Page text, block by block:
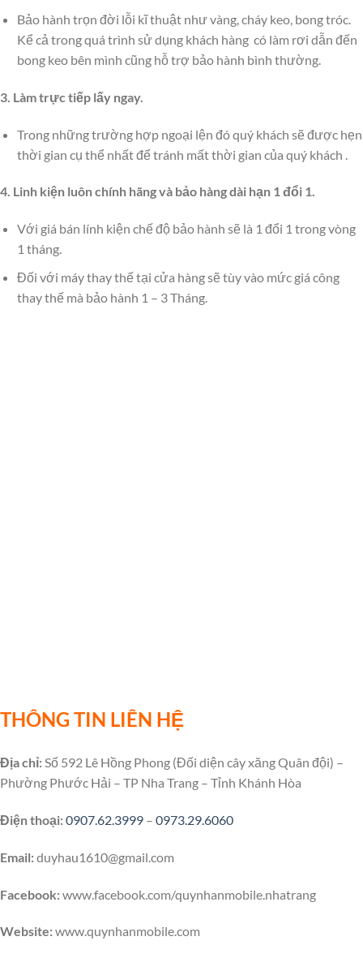
Bảo hành trọn đời lỗi kĩ thuật như vàng, cháy keo, bong tróc.
Kể cả trong quá trình sử dụng khách hàng có làm rơi dẫn đến
bong keo bên mình cũng hỗ trợ bảo hành bình thường.
3. Làm trực tiếp lấy ngay.
Trong những trường hợp ngoại lện đó quý khách sẽ được hẹn
thời gian cụ thể nhất để tránh mất thời gian của quý khách .
4. Linh kiện luôn chính hãng và bảo hàng dài hạn 1 đổi 1.
Với giá bán lính kiện chế độ bảo hành sẽ là 1 đổi 1 trong vòng
1 tháng.
Đối với máy thay thế tại cửa hàng sẽ tùy vào mức giá công
thay thế mà bảo hành 1 – 3 Tháng.
THÔNG TIN LIÊN HỆ
Địa chỉ:Số 592 Lê Hồng Phong (Đối diện cây xăng Quân đội) –
Phường Phước Hải – TP Nha Trang – Tỉnh Khánh Hòa
Điện thoại:0907.62.3999 – 0973.29.6060
Email:duyhau1610@gmail.com
Facebook:www.facebook.com/quynhanmobile.nhatrang
Website:www.quynhanmobile.com